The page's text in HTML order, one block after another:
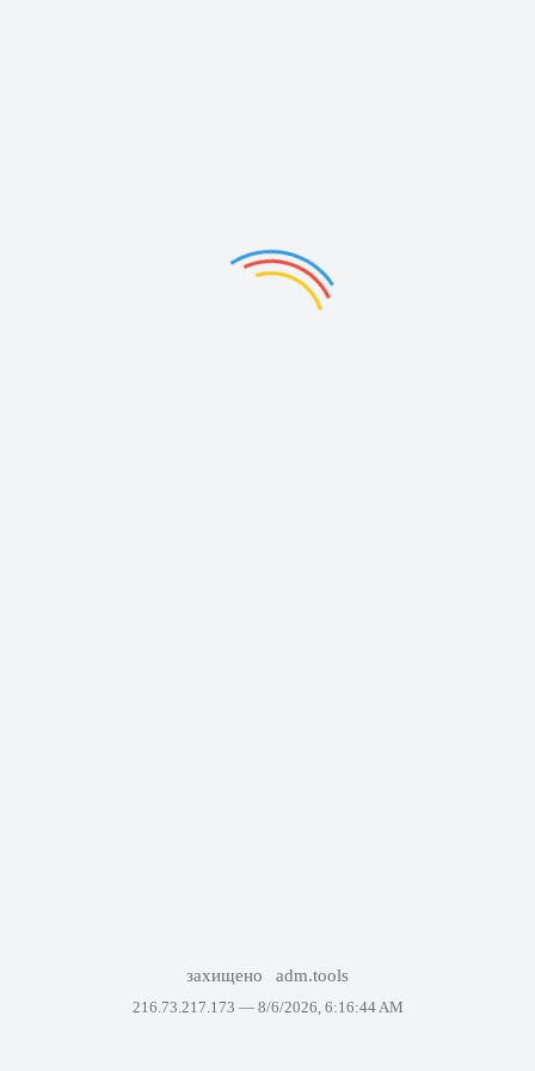
захищено adm.tools
216.73.217.173 — 8/6/2026, 6:16:44 AM